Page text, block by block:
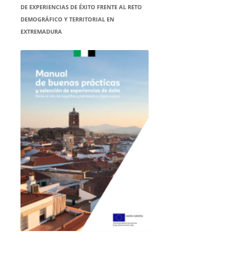
DE EXPERIENCIAS DE ÉXITO FRENTE AL RETO
DEMOGRÁFICO Y TERRITORIAL EN
EXTREMADURA